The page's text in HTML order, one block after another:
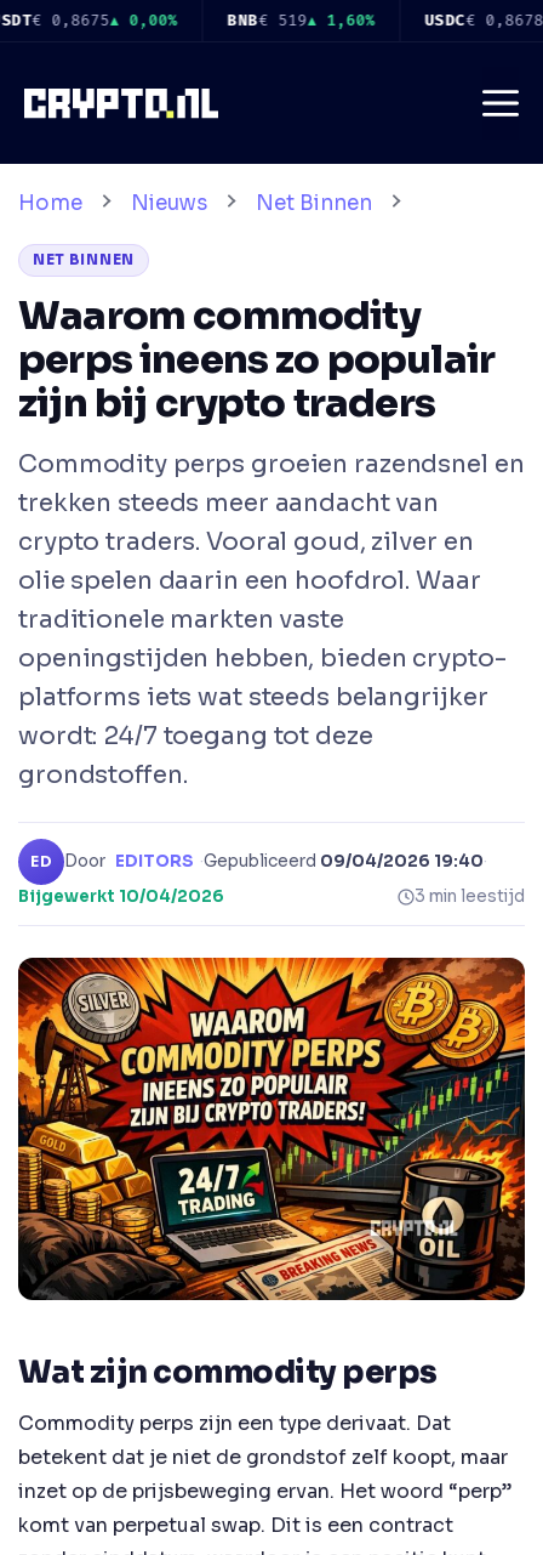
Ga
inhoud
▲ 1,60% USDC€ 0,8678▲ 0,00% XRP € 0,8982▼ 3,30%
Home Nieuws Net Binnen
NET BINNEN
Waarom commodity
perps ineens zo populair
zijn bij crypto traders
Commodity perps groeien razendsnel en
trekken steeds meer aandacht van
crypto traders. Vooral goud, zilver en
olie spelen daarin een hoofdrol. Waar
traditionele markten vaste
openingstijden hebben, bieden crypto-
platforms iets wat steeds belangrijker
wordt: 24/7 toegang tot deze
grondstoffen.
ED Door EDITORS ·Gepubliceerd 09/04/2026 19:40·
Bijgewerkt 10/04/2026 3 min leestijd
Wat zijn commodity perps
Commodity perps zijn een type derivaat. Dat
betekent dat je niet de grondstof zelf koopt, maar
inzet op de prijsbeweging ervan. Het woord “perp”
komt van perpetual swap. Dit is een contract